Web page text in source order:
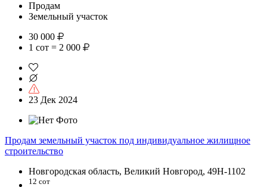
Продам
Земельный участок
30 000
1 сот = 2 000
23 Дек 2024
Продам земельный участок под индивидуальное жилищное
строительство
Новгородская область, Великий Новгород, 49Н-1102
12 сот